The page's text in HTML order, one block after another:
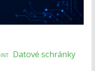
Datové schránky